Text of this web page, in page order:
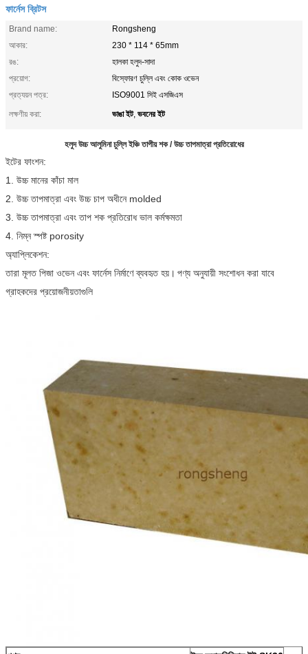
ফার্নেস ব্রিটস
Brand name:
Rongsheng
আকার:
230 * 114 * 65mm
রঙ:
হালকা হলুদ-সাদা
প্রয়োগ:
বিস্ফোরণ চুল্লি এবং কোক ওভেন
প্রত্যয়ন পত্র:
ISO9001 সিই এসজিএস
লক্ষণীয় করা:
ভাঙা ইট, ভবনের ইট
হলুদ উচ্চ আলুমিনা চুল্লি ইঞ্চি তাপীয় শক / উচ্চ তাপমাত্রা প্রতিরোধের
ইটের ফাংশন:
1. উচ্চ মানের কাঁচা মাল
2. উচ্চ তাপমাত্রা এবং উচ্চ চাপ অধীনে molded
3. উচ্চ তাপমাত্রা এবং তাপ শক প্রতিরোধ ভাল কর্মক্ষমতা
4. নিম্ন স্পষ্ট porosity
অ্যাপ্লিকেশন:
তারা মূলত পিজা ওভেন এবং ফার্নেস নির্মাণে ব্যবহৃত হয়। পণ্য অনুযায়ী সংশোধন করা যাবে
গ্রাহকদের প্রয়োজনীয়তাগুলি